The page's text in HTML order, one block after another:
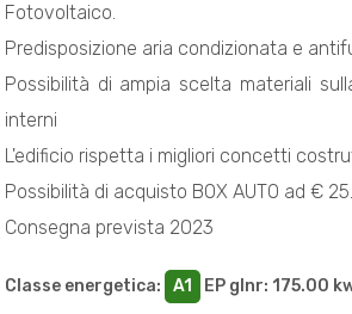
Fotovoltaico.
Predisposizione aria condizionata e
Possibilità di ampia scelta materiali
interni
L'edificio rispetta i migliori concetti
Possibilità di acquisto BOX AUTO ad €
Consegna prevista 2023
Classe energetica: A1 EP glnr: 175.00